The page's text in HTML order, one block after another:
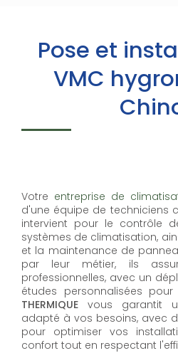
Pose et
VMC
Votre entreprise de
d'une équipe de techniciens
intervient pour le contrôle
systèmes de climatisation,
et la maintenance de
par leur métier, ils
professionnelles, avec un
études personnalisées
THERMIQUE vous garantit
adapté à vos besoins, avec
pour optimiser vos
confort tout en respectant